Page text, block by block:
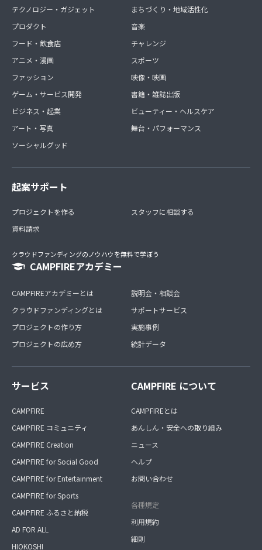
テクノロジー・ガジェット
プロダクト
フード・飲食店
アニメ・漫画
ファッション
ゲーム・サービス開発
ビジネス・起業
アート・写真
ソーシャルグッド
まちづくり・地域活性化
音楽
チャレンジ
スポーツ
映像・映画
書籍・雑誌出版
ビューティー・ヘルスケア
舞台・パフォーマンス
起案サポート
プロジェクトを作る
資料請求
スタッフに相談する
クラウドファンディングのノウハウを無料で学ぼう
CAMPFIREアカデミー
CAMPFIREアカデミーとは
クラウドファンディングとは
プロジェクトの作り方
プロジェクトの広め方
説明会・相談会
サポートサービス
実施事例
統計データ
サービス
CAMPFIRE
CAMPFIRE コミュニティ
CAMPFIRE Creation
CAMPFIRE for Social Good
CAMPFIRE for Entertainment
CAMPFIRE for Sports
CAMPFIRE ふるさと納税
AD FOR ALL
HIOKOSHI
CAMPFIRE について
CAMPFIREとは
あんしん・安全への取り組み
ニュース
ヘルプ
お問い合わせ
各種規定
利用規約
細則